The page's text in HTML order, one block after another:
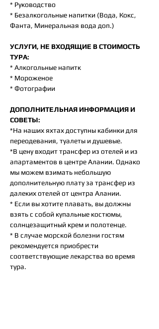
* Руководство
* Безалкогольные напитки (Вода, Кокс,
Фанта, Минеральная вода доп.)
УСЛУГИ, НЕ ВХОДЯЩИЕ В СТОИМОСТЬ
ТУРА:
* Алкогольные напитк
* Мороженое
* Фотографии
ДОПОЛНИТЕЛЬНАЯ ИНФОРМАЦИЯ И
СОВЕТЫ:
*На наших яхтах доступны кабинки для
переодевания, туалеты и душевые.
*В цену входит трансфер из отелей и из
апартаментов в центре Алании. Однако
мы можем взимать небольшую
дополнительную плату за трансфер из
далеких отелей от центра Алании.
* Если вы хотите плавать, вы должны
взять с собой купальные костюмы,
солнцезащитный крем и полотенце.
* В случае морской болезни гостям
рекомендуется приобрести
соответствующие лекарства во время
тура.